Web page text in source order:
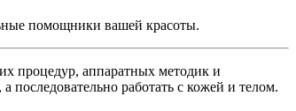
помощники вашей красоты.
процедур, аппаратных методик и
последовательно работать с кожей и телом.